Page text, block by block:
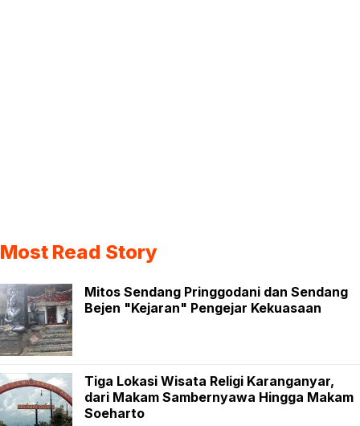
Most Read Story
Mitos Sendang Pringgodani dan Sendang
Bejen "Kejaran" Pengejar Kekuasaan
Tiga Lokasi Wisata Religi Karanganyar,
dari Makam Sambernyawa Hingga Makam
Soeharto